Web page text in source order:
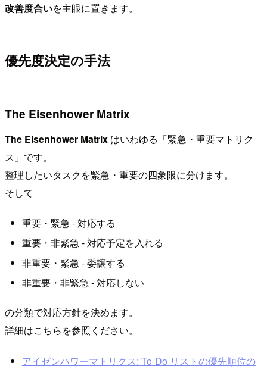
改善度合いを主眼に置きます。
優先度決定の手法
The Eisenhower Matrix
The Eisenhower Matrix はいわゆる「緊急・重要マトリク
ス」です。
整理したいタスクを緊急・重要の四象限に分けます。
そして
重要・緊急 - 対応する
重要・非緊急 - 対応予定を入れる
非重要・緊急 - 委譲する
非重要・非緊急 - 対応しない
の分類で対応方針を決めます。
詳細はこちらを参照ください。
アイゼンハワーマトリクス: To-Do リストの優先順位の